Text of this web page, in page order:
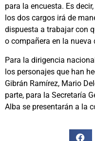
para la encuesta. Es
los dos cargos irá de
dispuesta a trabajar con
o compañera en la nueva
Para la dirigencia
los personajes que han
Gibrán Ramírez, Mario
parte, para la Secretaría
Alba se presentarán a la